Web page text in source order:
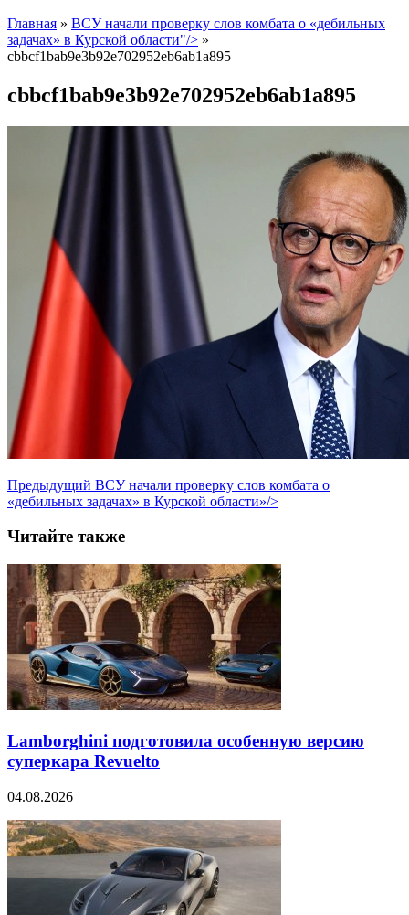
Главная » ВСУ начали проверку слов комбата о «дебильных
задачах» в Курской области"/> »
cbbcf1bab9e3b92e702952eb6ab1a895
cbbcf1bab9e3b92e702952eb6ab1a895
Предыдущий ВСУ начали проверку слов комбата о
«дебильных задачах» в Курской области»/>
Читайте также
Lamborghini подготовила особенную версию
суперкара Revuelto
04.08.2026